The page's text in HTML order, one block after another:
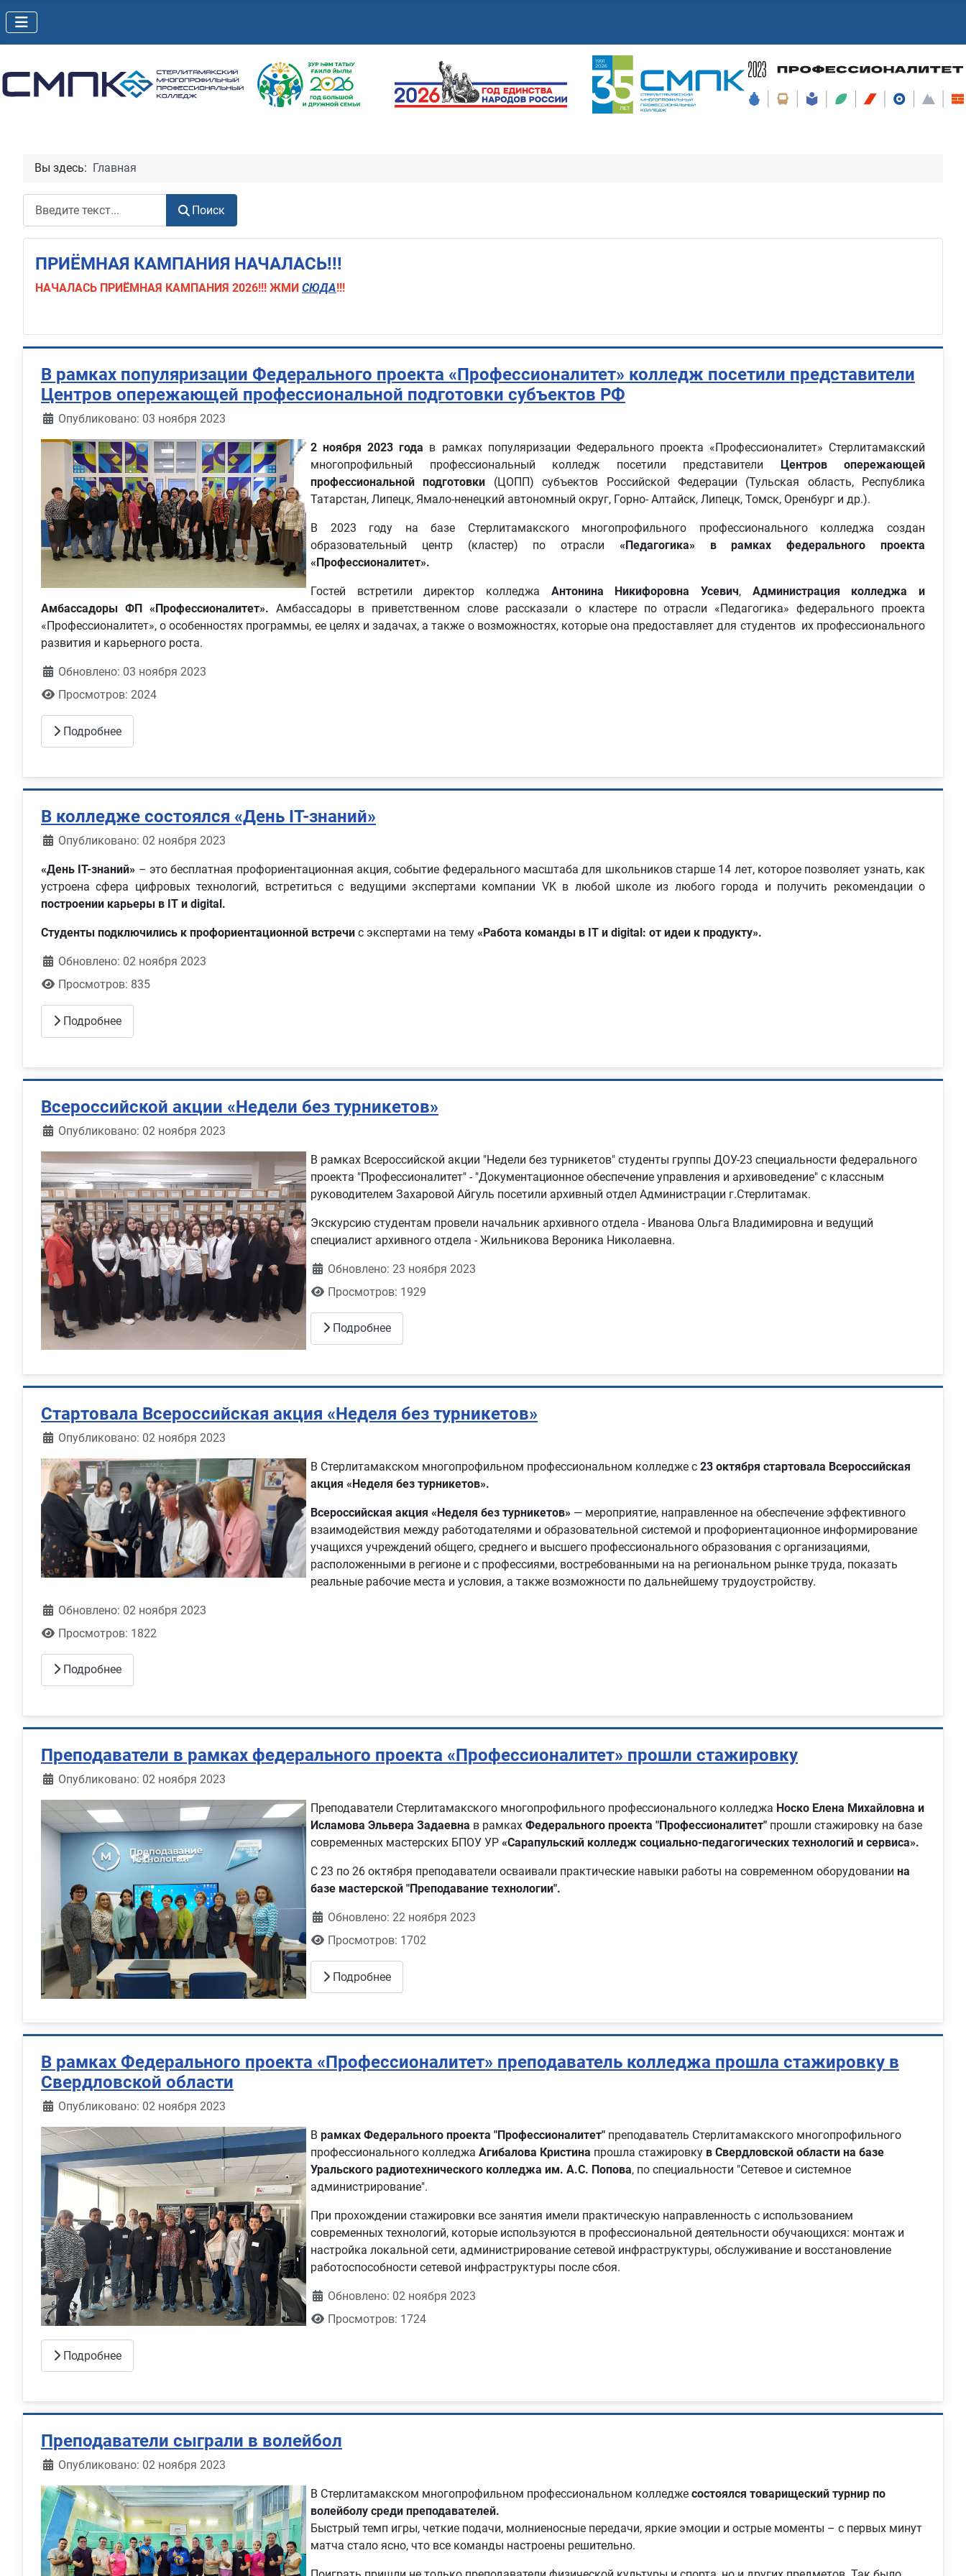
Вы здесь: Главная
Поиск
ПРИЁМНАЯ КАМПАНИЯ НАЧАЛАСЬ!!!
НАЧАЛАСЬ ПРИЁМНАЯ КАМПАНИЯ 2026!!! ЖМИ СЮДА!!!
В рамках популяризации Федерального проекта «Профессионалитет» колледж посетили представители
Центров опережающей профессиональной подготовки субъектов РФ
Информация о материале
Опубликовано: 03 ноября 2023
2 ноября 2023 года в рамках популяризации Федерального проекта «Профессионалитет» Стерлитамакский
многопрофильный профессиональный колледж посетили представители
Центров опережающей
профессиональной подготовки (ЦОПП) субъектов Российской Федерации (Тульская область, Республика
Татарстан, Липецк, Ямало-ненецкий автономный округ, Горно- Алтайск, Липецк, Томск, Оренбург и др.).
В 2023 году на базе Стерлитамакского многопрофильного профессионального колледжа создан
образовательный центр (кластер) по отрасли «Педагогика» в рамках федерального проекта
«Профессионалитет».
Гостей встретили директор колледжа Антонина Никифоровна Усевич, Администрация колледжа и
Амбассадоры ФП «Профессионалитет». Амбассадоры в приветственном слове рассказали о кластере по отрасли «Педагогика» федерального проекта
«Профессионалитет», о особенностях программы, ее целях и задачах, а также о возможностях, которые она предоставляет для студентов их профессионального
развития и карьерного роста.
Обновлено: 03 ноября 2023
Просмотров: 2024
Подробнее
В колледже состоялся «День IT-знаний»
Информация о материале
Опубликовано: 02 ноября 2023
«День IT-знаний» – это бесплатная профориентационная акция, событие федерального масштаба для школьников старше 14 лет, которое позволяет узнать, как
устроена сфера цифровых технологий, встретиться с ведущими экспертами компании VK в любой школе из любого города и получить рекомендации о
построении карьеры в IT и digital.
Студенты подключились к профориентационной встречи с экспертами на тему «Работа команды в IT и digital: от идеи к продукту».
Обновлено: 02 ноября 2023
Просмотров: 835
Подробнее
Всероссийской акции «Недели без турникетов»
Информация о материале
Опубликовано: 02 ноября 2023
В рамках Всероссийской акции "Недели без турникетов" студенты группы ДОУ-23 специальности федерального
проекта "Профессионалитет" - "Документационное обеспечение управления и архивоведение" с классным
руководителем Захаровой Айгуль посетили архивный отдел Администрации г.Стерлитамак.
Экскурсию студентам провели начальник архивного отдела - Иванова Ольга Владимировна и ведущий
специалист архивного отдела - Жильникова Вероника Николаевна.
Обновлено: 23 ноября 2023
Просмотров: 1929
Подробнее
Стартовала Всероссийская акция «Неделя без турникетов»
Информация о материале
Опубликовано: 02 ноября 2023
В Стерлитамакском многопрофильном профессиональном колледже с23 октября стартовала Всероссийская
акция «Неделя без турникетов».
Всероссийская акция «Неделя без турникетов» — мероприятие, направленное на обеспечение эффективного
взаимодействия между работодателями и образовательной системой и профориентационное информирование
учащихся учреждений общего, среднего и высшего профессионального образования с организациями,
расположенными в регионе и с профессиями, востребованными на на региональном рынке труда, показать
реальные рабочие места и условия, а также возможности по дальнейшему трудоустройству.
Обновлено: 02 ноября 2023
Просмотров: 1822
Подробнее
Преподаватели в рамках федерального проекта «Профессионалитет» прошли стажировку
Информация о материале
Опубликовано: 02 ноября 2023
Преподаватели Стерлитамакского многопрофильного профессионального колледжа Носко Елена Михайловна и
Исламова Эльвера Задаевна в рамкахФедерального проекта "Профессионалитет" прошли стажировку на базе
современных мастерских БПОУ УР«Сарапульский колледж социально-педагогических технологий и сервиса».
С 23 по 26 октября преподаватели осваивали практические навыки работы на современном оборудованиина
базе мастерской "Преподавание технологии".
Обновлено: 22 ноября 2023
Просмотров: 1702
Подробнее
В рамках Федерального проекта «Профессионалитет» преподаватель колледжа прошла стажировку в
Свердловской области
Информация о материале
Опубликовано: 02 ноября 2023
Врамках Федерального проекта "Профессионалитет" преподаватель Стерлитамакского многопрофильного
профессионального колледжаАгибалова Кристина прошла стажировку в Свердловской области на базе
Уральского радиотехнического колледжа им. А.С. Попова, по специальности "Сетевое и системное
администрирование".
При прохождении стажировки все занятия имели практическую направленность с использованием
современных технологий, которые используются в профессиональной деятельности обучающихся: монтаж и
настройка локальной сети, администрирование сетевой инфраструктуры, обслуживание и восстановление
работоспособности сетевой инфраструктуры после сбоя.
Обновлено: 02 ноября 2023
Просмотров: 1724
Подробнее
Преподаватели сыграли в волейбол
Информация о материале
Опубликовано: 02 ноября 2023
В Стерлитамакском многопрофильном профессиональном колледжесостоялся товарищеский турнир по
волейболу среди преподавателей.
Быстрый темп игры, четкие подачи, молниеносные передачи, яркие эмоции и острые моменты – с первых минут
матча стало ясно, что все команды настроены решительно.